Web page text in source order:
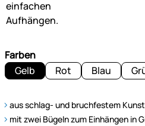
Farben
Gelb
Rot Blau
aus schlag- und bruchfestem
mit zwei Bügeln zum Einhängen in